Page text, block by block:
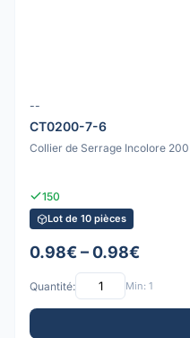
--
CT0200-7-6
Collier de Serrage Incolore
150
Lot de 10 pièces
0.98€ – 0.98€
Quantité: Min: 1